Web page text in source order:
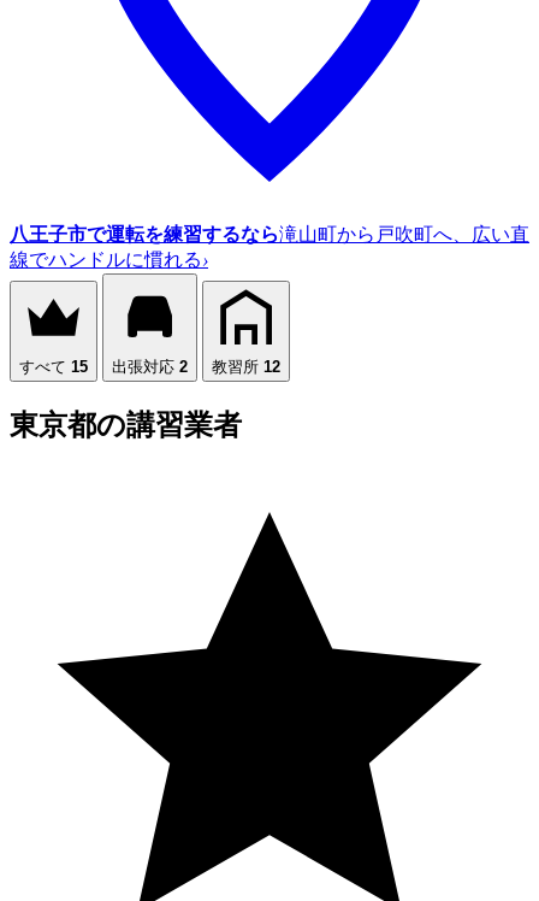
八王子市で運転を練習するなら滝山町から戸吹町へ、広い直
線でハンドルに慣れる›
すべて 15 出張対応 2 教習所 12
東京都の講習業者